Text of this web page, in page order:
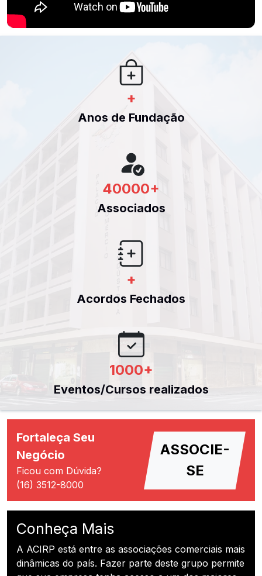
+
Anos de Fundação
40000+
Associados
+
Acordos Fechados
1000+
Eventos/Cursos realizados
Fortaleça Seu
Negócio
Ficou com Dúvida?
(16) 3512-8000
ASSOCIE-
SE
Conheça Mais
A ACIRP está entre as associações comerciais mais
dinâmicas do país. Fazer parte deste grupo permite